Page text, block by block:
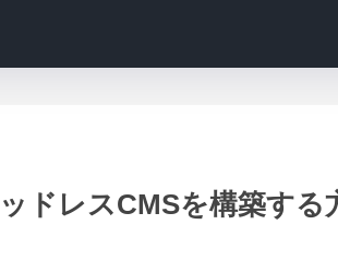
レスCMSを構築する